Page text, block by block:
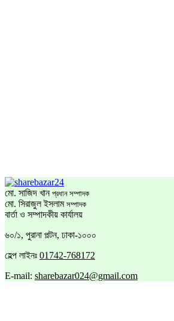
মো. সাজিদ খান প্রধান সম্পাদক
মো. সিরাজুল ইসলাম সম্পাদক
বার্তা ও সম্পাদকীয় কার্যালয়
৬০/১, পুরানা পল্টন, ঢাকা-১০০০
হেল্প লাইনঃ 01742-768172
E-mail: sharebazar024@gmail.com